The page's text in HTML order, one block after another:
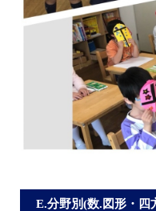
E.分野別(数.図形・四